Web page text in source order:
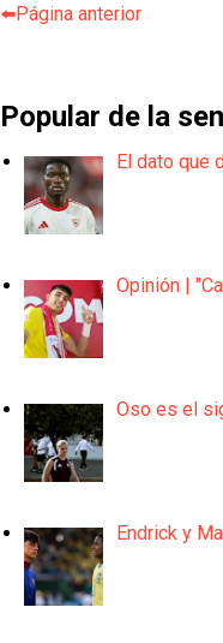
⬅️Página anterior
Popular de la
El dato que
Opinión |
Oso es el
Endrick y